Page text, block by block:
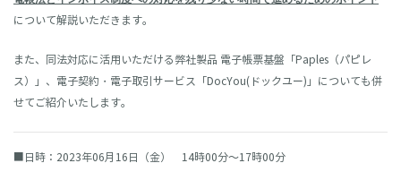
について解説いただきます。
また、同法対応に活用いただける弊社製品 電子帳票基盤「Paples（パピレ
ス）」、電子契約・電子取引サービス「DocYou( ドックユー) 」についても併
せてご紹介いたします。
■日時：2023年06月 16 日（金） 14時00分～17時00分